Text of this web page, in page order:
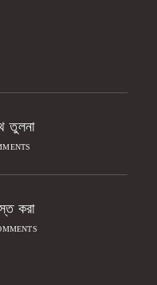
তুলনা
করা